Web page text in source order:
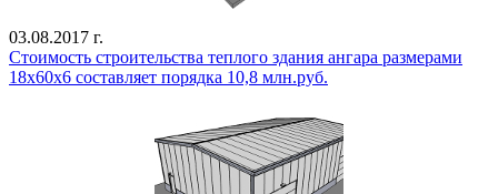
03.08.2017 г.
Стоимость строительства теплого здания ангара размерами
18х60х6 составляет порядка 10,8 млн.руб.